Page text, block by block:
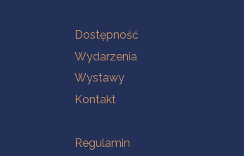
Na skróty
Dostępność
Wydarzenia
Wystawy
Kontakt
Na skróty
Regulamin